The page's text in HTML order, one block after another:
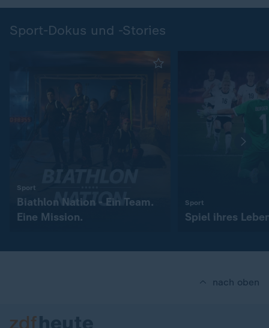
Sport-Dokus und -Stories
Sport
Biathlon Nation - Ein Team.
Eine Mission.
Sport
Spiel ihres
nach oben